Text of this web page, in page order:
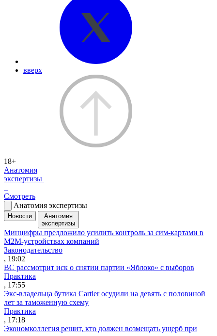
вверх
18+
Анатомия
экспертизы
Смотреть
Анатомия экспертизы
Новости
Анатомия
экспертизы
Минцифры предложило усилить контроль за сим-картами в
M2M-устройствах компаний
Законодательство
, 19:02
ВС рассмотрит иск о снятии партии «Яблоко» с выборов
Практика
, 17:55
Экс-владельца бутика Cartier осудили на девять с половиной
лет за таможенную схему
Практика
, 17:18
Экономколлегия решит, кто должен возмещать ущерб при